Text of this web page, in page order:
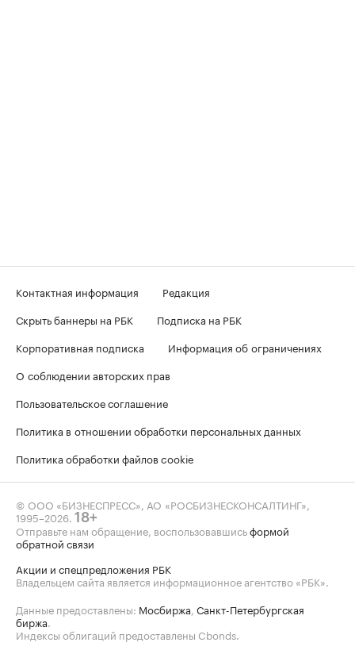
Контактная информация
Редакция
Скрыть баннеры на РБК
Подписка на РБК
Корпоративная подписка
Информация об ограничениях
О соблюдении авторских прав
Пользовательское соглашение
Политика в отношении обработки персональных данных
Политика обработки файлов cookie
© ООО «БИЗНЕСПРЕСС», АО «РОСБИЗНЕСКОНСАЛТИНГ»,
1995–2026 18+
Отправьте нам обращение, воспользовавшисьформой
обратной связи
Акции и спецпредложения РБК
Владельцем сайта является информационное агентство «РБК».
Данные предоставлены: Мосбиржа Санкт-Петербургская
биржа
Индексы облигаций предоставлены Cbonds.